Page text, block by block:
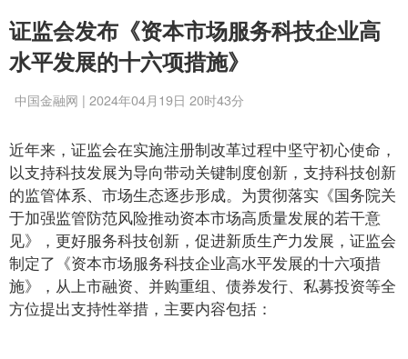
证监会发布《资本市场服务科技企业高
水平发展的十六项措施》
中国金融网 | 2024年04月19日 20时43分
近年来，证监会在实施注册制改革过程中坚守初心使命，
以支持科技发展为导向带动关键制度创新，支持科技创新
的监管体系、市场生态逐步形成。为贯彻落实《国务院关
于加强监管防范风险推动资本市场高质量发展的若干意
见》，更好服务科技创新，促进新质生产力发展，证监会
制定了《资本市场服务科技企业高水平发展的十六项措
施》，从上市融资、并购重组、债券发行、私募投资等全
方位提出支持性举措，主要内容包括：